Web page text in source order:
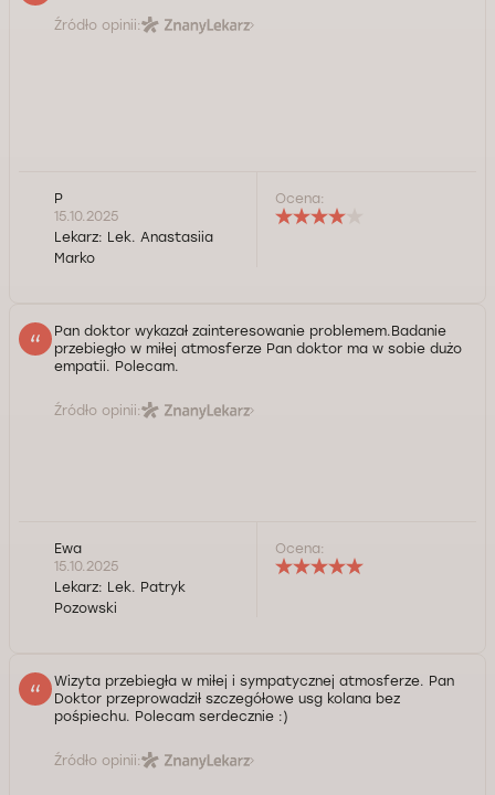
Źródło opinii:
P
15.10.2025
Lekarz: Lek. Anastasiia
Marko
Ocena:
Pan doktor wykazał zainteresowanie problemem.Badanie
przebiegło w miłej atmosferze Pan doktor ma w sobie dużo
empatii. Polecam.
Źródło opinii:
Ewa
15.10.2025
Lekarz: Lek. Patryk
Pozowski
Ocena:
Wizyta przebiegła w miłej i sympatycznej atmosferze. Pan
Doktor przeprowadził szczegółowe usg kolana bez
pośpiechu. Polecam serdecznie :)
Źródło opinii: